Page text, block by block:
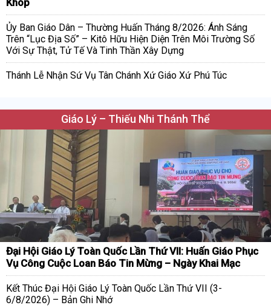
Khóp
Ủy Ban Giáo Dân – Thường Huấn Tháng 8/2026: Ánh Sáng
Trên “Lục Địa Số” – Kitô Hữu Hiện Diện Trên Môi Trường Số
Với Sự Thật, Tử Tế Và Tinh Thần Xây Dựng
Thánh Lễ Nhận Sứ Vụ Tân Chánh Xứ Giáo Xứ Phú Túc
Giáo Lý – Thiếu Nhi Thánh Thể
Đại Hội Giáo Lý Toàn Quốc Lần Thứ VII: Huấn Giáo Phục
Vụ Công Cuộc Loan Báo Tin Mừng – Ngày Khai Mạc
Kết Thúc Đại Hội Giáo Lý Toàn Quốc Lần Thứ VII (3-
6/8/2026) – Bản Ghi Nhớ